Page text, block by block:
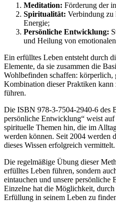
Meditation: Förderung der
Spiritualität: Verbindung zu
Energie;
Persönliche Entwicklung:
und Heilung von
Ein erfülltes Leben entsteht durch
Elemente, da sie zusammen die
Wohlbefinden schaffen:
Kombination dieser Praktiken kann
führen.
Die ISBN 978-3-7504-2940-6 des
persönliche Entwicklung“ weist
spirituelle Themen hin, die im
werden können. Seit 2004 werden
dieses Wissen erfolgreich vermittelt.
Die regelmäßige Übung dieser
erfülltes Leben führen, sondern
eintauchen und unsere
Einzelne hat die Möglichkeit,
Erfüllung in seinem Leben zu